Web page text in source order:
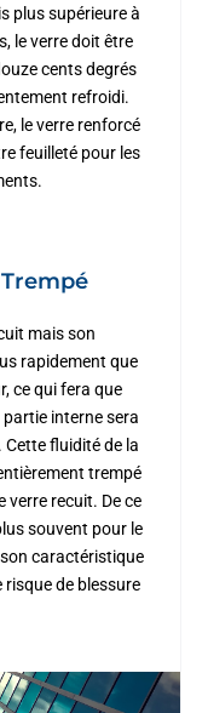
plus supérieure à
le verre doit être
cents degrés
refroidi.
le verre renforcé
feuilleté pour les
mais son
rapidement que
ce qui fera que
interne sera
fluidité de la
trempé
verre recuit. De ce
souvent pour le
caractéristique
de blessure